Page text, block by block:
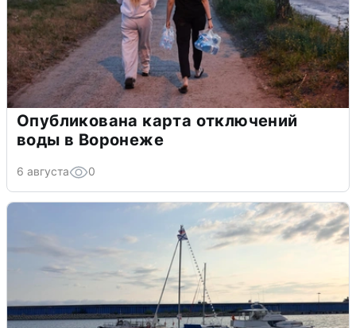
Опубликована карта отключений
воды в Воронеже
6 августа 0